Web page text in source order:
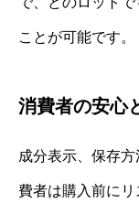
ことが可能です。
消費者の安心
成分表示、保存
費者は購入前に